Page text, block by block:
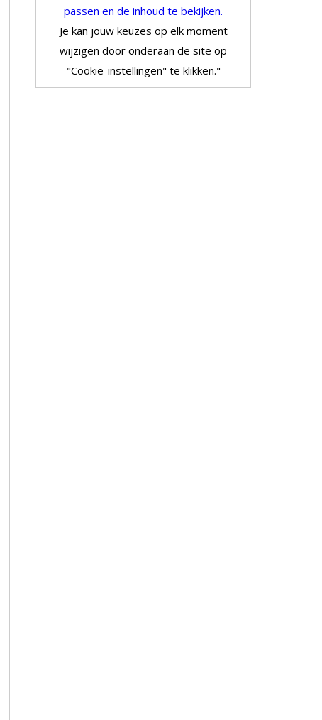
passen en de inhoud te bekijken.
Je kan jouw keuzes op elk moment
wijzigen door onderaan de site op
"Cookie-instellingen" te klikken."